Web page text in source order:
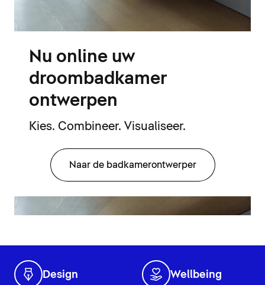
Nu online uw
droombadkamer
ontwerpen
Kies. Combineer. Visualiseer.
Naar de badkamerontwerper
Design Wellbeing